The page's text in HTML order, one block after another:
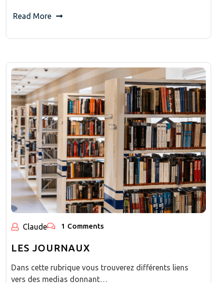
Read More
Claude 1 Comments
LES JOURNAUX
Dans cette rubrique vous trouverez différents liens
vers des medias donnant…